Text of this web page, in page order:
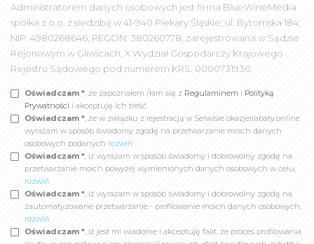
Administratorem danych osobowych jest firma BlueWineMedia
spółka z o.o. z siedzibą w 41-940 Piekary Śląskie; ul. Bytomska 184;
NIP: 4980268646, REGON: 380260778; zarejestrowana w Sądzie
Rejonowym w Gliwicach, X Wydział Gospodarczy Krajowego
Rejestru Sądowego pod numerem KRS: 0000731930.
Oświadczam *, że zapoznałem /łam się z Regulaminem i Polityką
Prywatności i akceptuję ich treść.
Oświadczam *, że w związku z rejestracją w Serwisie okazjeirabaty.online
wyrażam w sposób świadomy zgodę na przetwarzanie moich danych
osobowych podanych rozwiń
Oświadczam *, iż wyrażam w sposób świadomy i dobrowolny zgodę na
przetwarzanie moich powyżej wymienionych danych osobowych w celu,
rozwiń
Oświadczam *, iż wyrażam w sposób świadomy i dobrowolny zgodę na
zautomatyzowane przetwarzanie - profilowanie moich danych osobowych,
rozwiń
Oświadczam *, iż jest mi wiadome i akceptuję fakt, że proces profilowania